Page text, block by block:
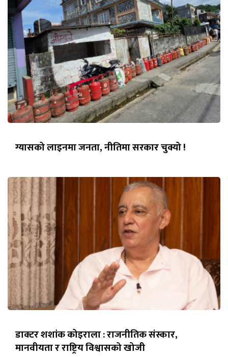
ग्यासको लाइनमा जनता, नीतिमा सरकार चुक्यो !
डाक्टर शशांक कोइराला : राजनीतिक संस्कार,
मानवीयता र राष्ट्रिय विश्वासको खोजी